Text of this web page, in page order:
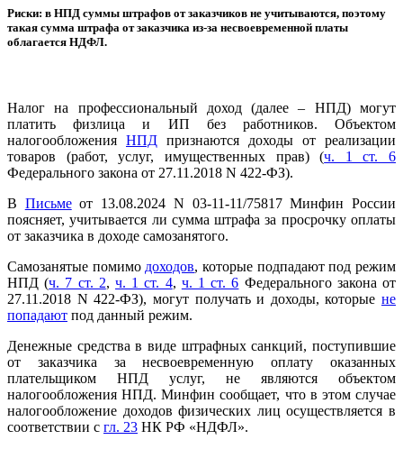
Риски: в НПД суммы штрафов от заказчиков не учитываются, поэтому
такая сумма штрафа от заказчика из-за несвоевременной платы
облагается НДФЛ.
Налог на профессиональный доход (далее – НПД) могут
платить физлица и ИП без работников. Объектом
налогообложения НПД признаются доходы от реализации
товаров (работ, услуг, имущественных прав) (ч. 1 ст. 6
Федерального закона от 27.11.2018 N 422-ФЗ).
В Письмеот 13.08.2024 N 03-11-11/75817 Минфин России
поясняет, учитывается ли сумма штрафа за просрочку оплаты
от заказчика в доходе самозанятого.
Самозанятые помимо доходов, которые подпадают под режим
НПД (ч. 7 ст. 2,ч. 1 ст. 4, ч. 1 ст. 6 Федерального закона от
27.11.2018 N 422-ФЗ), могут получать и доходы, которые не
попадают под данный режим.
Денежные средства в виде штрафных санкций, поступившие
от заказчика за несвоевременную оплату оказанных
плательщиком НПД услуг, не являются объектом
налогообложения НПД. Минфин сообщает, что в этом случае
налогообложение доходов физических лиц осуществляется в
соответствии с гл. 23 НК РФ «НДФЛ».